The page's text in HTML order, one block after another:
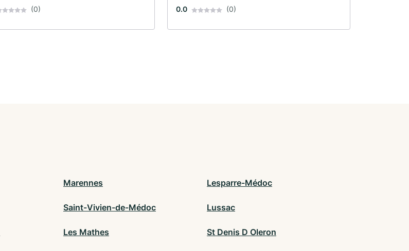
(0) 0.0 (0)
Marennes Lesparre-Médoc
Saint-Vivien-de-Médoc Lussac
Les Mathes St Denis D Oleron